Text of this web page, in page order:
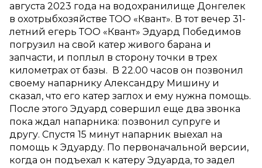
августа 2023 года на водохранилище Донгелек
в охотрыбхозяйстве ТОО «Квант». В тот вечер 31-
летний егерь ТОО «Квант» Эдуард Победимов
погрузил на свой катер живого барана и
запчасти, и поплыл в сторону точки в трех
километрах от базы. В 22.00 часов он позвонил
своему напарнику Александру Мишину и
сказал, что его катер заглох и ему нужна помощь.
После этого Эдуард совершил еще два звонка
пока ждал напарника: позвонил супруге и
другу. Спустя 15 минут напарник выехал на
помощь к Эдуарду. По первоначальной версии,
когда он подъехал к катеру Эдуарда, то задел